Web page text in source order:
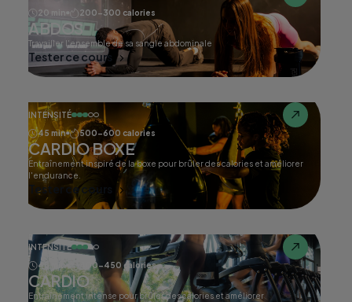
20 min
200-300 calories
ABDOS
Travailler l'ensemble de sa sangle abdominale
Tester ce cours
INTENSITÉ
45 min
500-600 calories
CARDIO BOXE
Entraînement inspiré de la boxe pour brûler des calories et améliorer
l'endurance.
Tester ce cours
INTENSITÉ
45 min
400-450 calories
CARDIO
Entraînement intense pour brûler des calories et améliorer